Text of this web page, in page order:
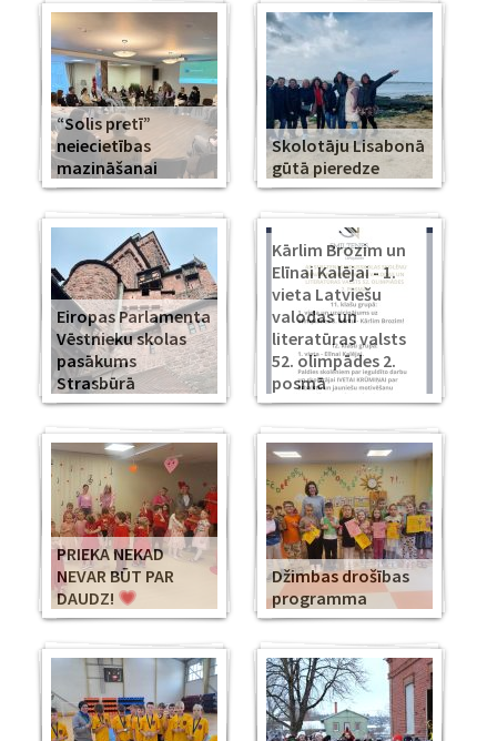
“Solis pretī”
neiecietības
mazināšanai
Skolotāju Lisabonā
gūtā pieredze
Eiropas Parlamenta
Vēstnieku skolas
pasākums
Strasbūrā
Kārlim Brozim un
Elīnai Kalējai - 1.
vieta Latviešu
valodas un
literatūras valsts
52. olimpādes 2.
posmā
PRIEKA NEKAD
NEVAR BŪT PAR
DAUDZ!
Džimbas drošības
programma